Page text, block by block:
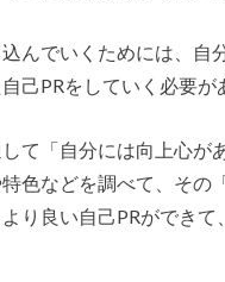
んでいくためには、自
己PRをしていく必要が
て「自分には向上心が
色などを調べて、その
り良い自己PRができ